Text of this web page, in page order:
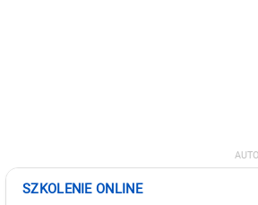
SZKOLENIE ONLINE